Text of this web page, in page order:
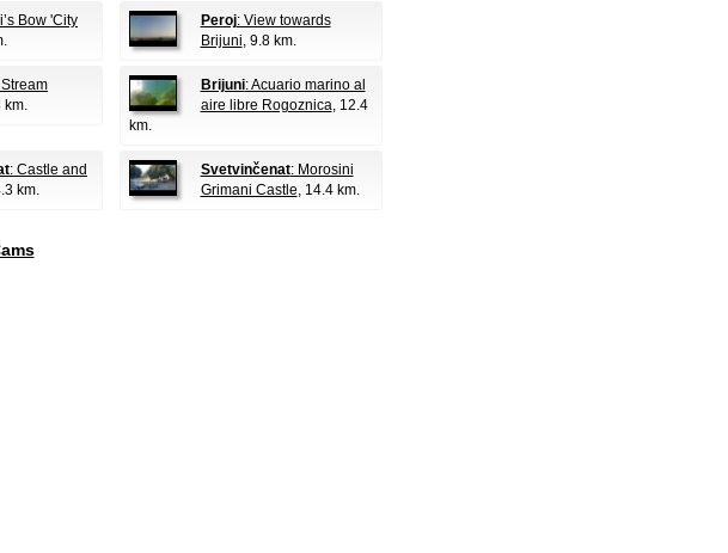
Bow 'City
Peroj: View towards
Brijuni, 9.8 km.
km.
Brijuni: Acuario marino al
aire libre Rogoznica, 12.4
km.
: Castle and
km.
Svetvinčenat: Morosini
Grimani Castle, 14.4 km.